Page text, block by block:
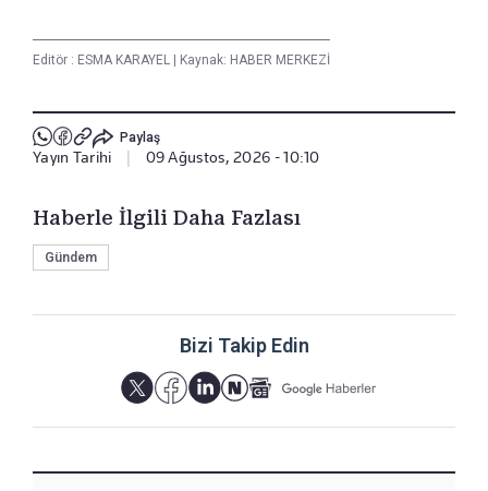
Editör : ESMA KARAYEL | Kaynak: HABER MERKEZİ
Paylaş
Yayın Tarihi 09 Ağustos, 2026 - 10:10
Haberle İlgili Daha Fazlası
Gündem
Bizi Takip Edin